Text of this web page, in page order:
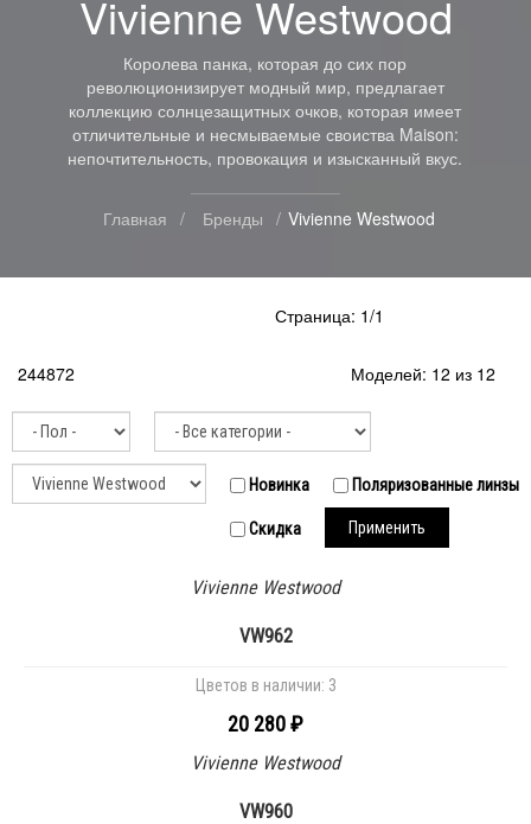
Vivienne Westwood
Королева панка, которая до сих пор
революционизирует модный мир, предлагает
коллекцию солнцезащитных очков, которая имеет
отличительные и несмываемые своиства Maison:
непочтительность, провокация и изысканный вкус.
Главная Бренды Vivienne Westwood
Страница: 1/1
244872 Моделей: 12 из 12
Новинка Поляризованные линзы
Скидка Применить
Vivienne Westwood
VW962
Цветов в наличии: 3
20 280 ₽
Vivienne Westwood
VW960